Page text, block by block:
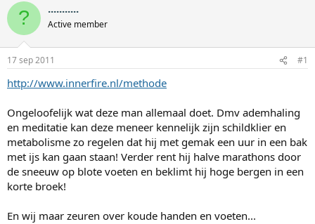
e
p
s
t
a
r
e
r
t
m
? ...........
Active member
17 sep 2011 #1
http://www.innerfire.nl/methode
Ongeloofelijk wat deze man allemaal doet. Dmv ademhaling
en meditatie kan deze meneer kennelijk zijn schildklier en
metabolisme zo regelen dat hij met gemak een uur in een bak
met ijs kan gaan staan! Verder rent hij halve marathons door
de sneeuw op blote voeten en beklimt hij hoge bergen in een
korte broek!
En wij maar zeuren over koude handen en voeten...